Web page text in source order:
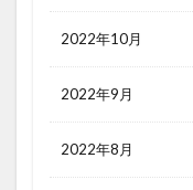
2022年10月
2022年9月
2022年8月